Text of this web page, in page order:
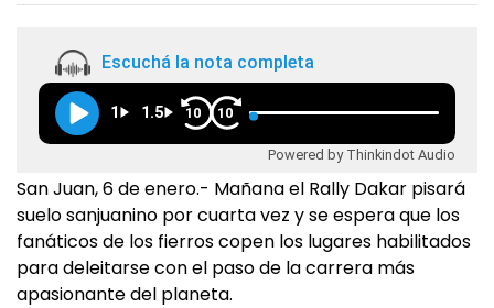
Escuchá la nota completa
1 1.5 10 10
Powered by Thinkindot Audio
San Juan, 6 de enero.- Mañana el Rally Dakar pisará
suelo sanjuanino por cuarta vez y se espera que los
fanáticos de los fierros copen los lugares habilitados
para deleitarse con el paso de la carrera más
apasionante del planeta.